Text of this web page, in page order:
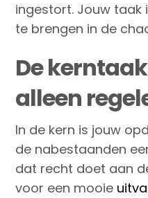
ingestort. Jouw taak
te brengen in de
De
alleen
In de kern is jouw
de nabestaanden
dat recht doet aan
voor een mooie